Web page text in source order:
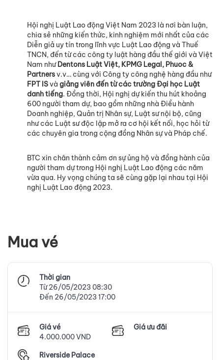
Hội nghị Luật Lao động Việt Nam 2023 là nơi bàn luận,
chia sẻ những kiến thức, kinh nghiệm mới nhất của các
Diễn giả uy tín trong lĩnh vực Luật Lao động và Thuế
TNCN, đến từ các công ty luật hàng đầu thế giới và Việt
Nam nhưDentons Luật Việt, KPMG Legal, Phuoc &
Partnersv.v… cùng với Công ty công nghệ hàng đầu như
FPT ISvà giảng viên đến từ các trường Đại học Luật
danh tiếng. Đồng thời, Hội nghị dự kiến thu hút khoảng
600 người tham dự, bao gồm những nhà Điều hành
Doanh nghiệp, Quản trị Nhân sự, Luật sư nội bộ, cũng
như các Luật sư độc lập mở ra cơ hội kết nối, học hỏi từ
các chuyên gia trong cộng đồng Nhân sự và Pháp chế.
BTC xin chân thành cảm ơn sự ủng hộ và đồng hành của
người tham dự trong Hội nghị Luật Lao động các năm
vừa qua. Hy vọng chúng ta sẽ cùng gặp lại nhau tại Hội
nghị Luật Lao động 2023.
Mua vé
Thời gian
Từ 26/05/2023 08:30
Đến 26/05/2023 17:00
Giá vé
4.000.000 VND
Giá ưu đãi
Riverside Palace